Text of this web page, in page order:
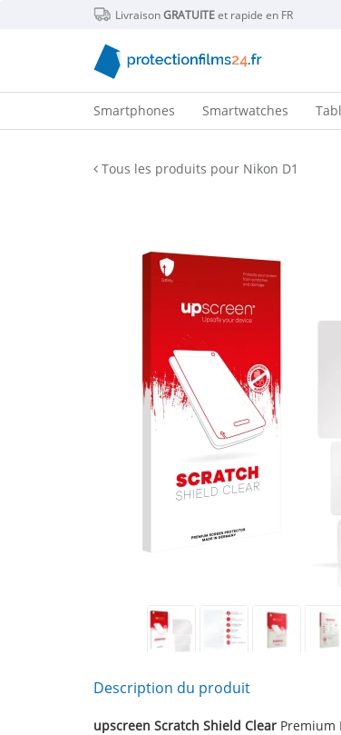
LivraisonGRATUITEet rapide en FR
Smartphones Smartwatches
Tous les produits pour Nikon D1
Description du produit
upscreen Scratch Shield ClearPremium